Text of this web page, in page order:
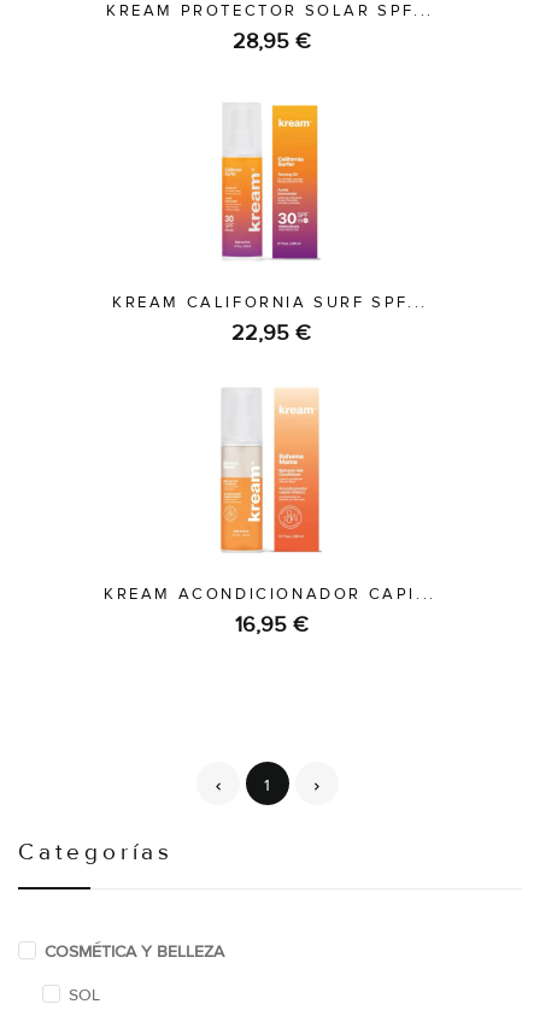
Categorías
COSMÉTICA Y BELLEZA
SOL
KREAM PROTECTOR SOLAR SPF...
28,95 €
KREAM CALIFORNIA SURF SPF...
22,95 €
KREAM ACONDICIONADOR CAPI...
16,95 €
1